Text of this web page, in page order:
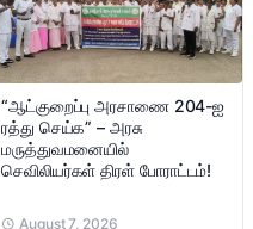
“ஆட்குறைப்பு அரசாணை 204-ஐ
ரத்து செய்க” – அரசு
மருத்துவமனையில்
செவிலியர்கள் திரள் போராட்டம்!
August 7, 2026